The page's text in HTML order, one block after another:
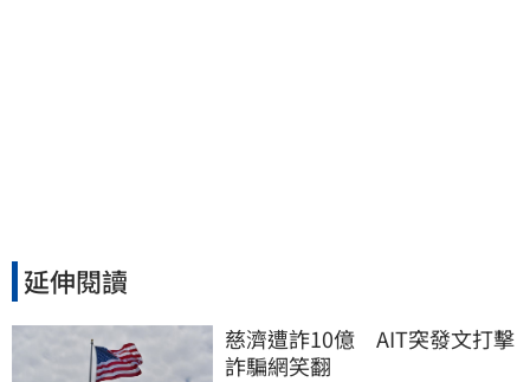
延伸閱讀
慈濟遭詐10億　AIT突發文打擊
詐騙網笑翻